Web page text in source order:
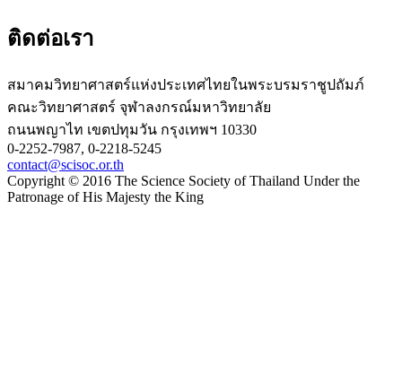
ติดต่อเรา
สมาคมวิทยาศาสตร์แห่งประเทศไทยในพระบรมราชูปถัมภ์
คณะวิทยาศาสตร์ จุฬาลงกรณ์มหาวิทยาลัย
ถนนพญาไท เขตปทุมวัน กรุงเทพฯ 10330
0-2252-7987, 0-2218-5245
contact@scisoc.or.th
Copyright © 2016 The Science Society of Thailand Under the
Patronage of His Majesty the King